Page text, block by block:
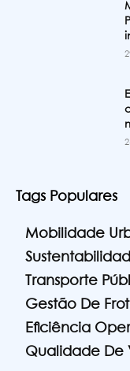
Tags Populares
Mobilidade
Transporte
Gestão De
Eficiência
Qualidade De